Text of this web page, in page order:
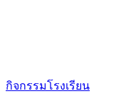
กิจกรรมโรงเรียน